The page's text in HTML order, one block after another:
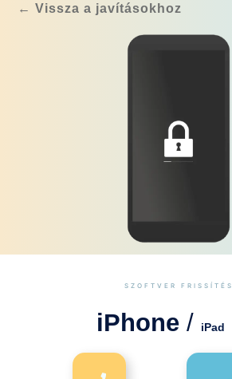
← Vissza a javításokhoz
SZOFTVER FRISSÍTÉS
iPhone / iPad